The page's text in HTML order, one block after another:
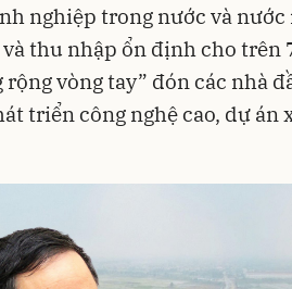
nghiệp trong nước và
thu nhập ổn định cho trên
rộng vòng tay” đón các nhà
triển công nghệ cao, dự án